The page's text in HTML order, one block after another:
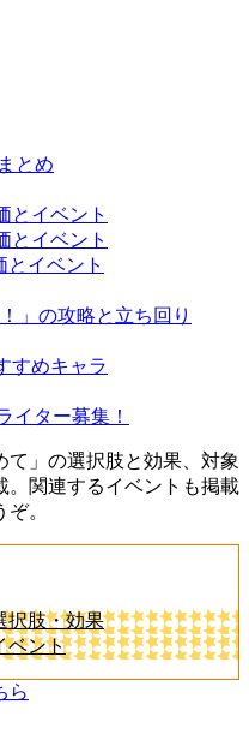
とめ
とイベント
とイベント
とイベント
」の攻略と立ち回り
すめキャラ
イター募集！
て」の選択肢と効果、対象
。関連するイベントも掲載
。
択肢・効果
ベント
ら